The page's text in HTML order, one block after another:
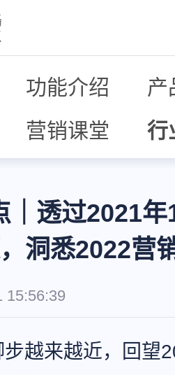
功能介绍 产
营销课堂 行
｜透过2021
洞悉2022营
15:56:39
越来越近，回望